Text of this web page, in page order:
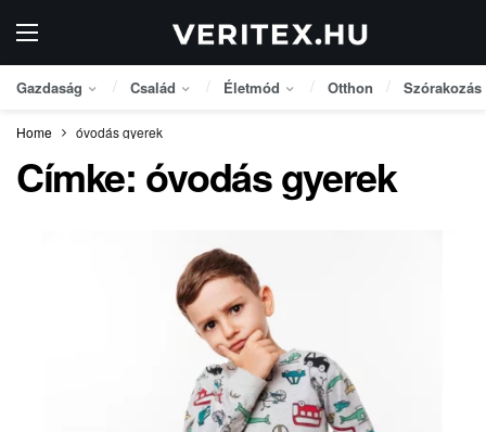
Gazdaság Család Életmód Otthon Szórakozás
Home óvodás gyerek
Címke: óvodás gyerek